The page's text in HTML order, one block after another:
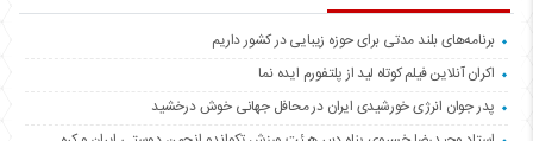
برنامه‌های بلند مدتی برای حوزه زیبایی در کشور داریم
اکران آنلاین فیلم کوتاه لید از پلتفورم ایده نما
پدر جوان انرژی خورشیدی ایران در محافل جهانی خوش درخشید